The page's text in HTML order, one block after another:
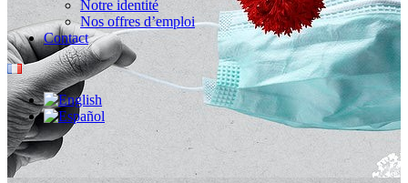
Notre identité
Nos offres d’emploi
Contact